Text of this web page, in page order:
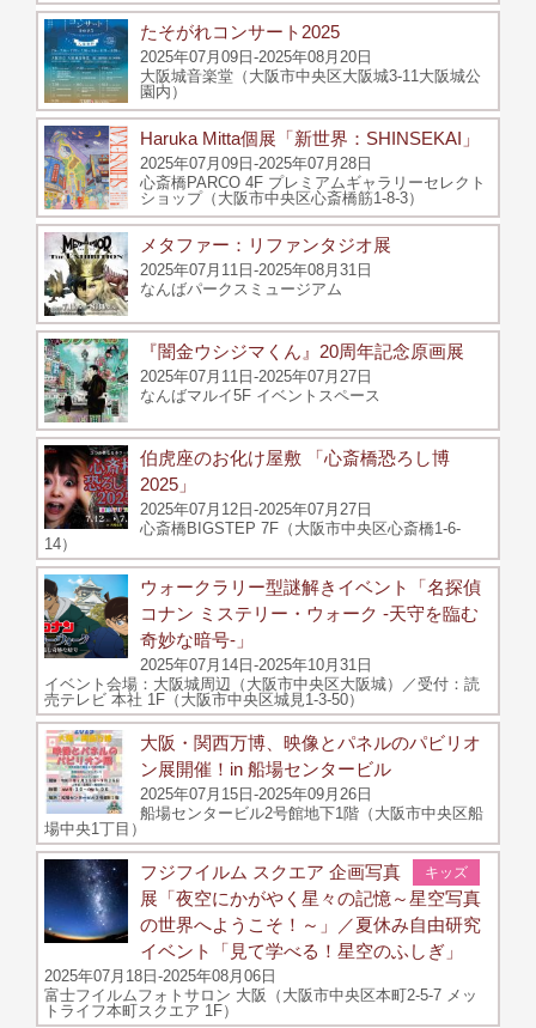
たそがれコンサート2025
2025年07月09日-2025年08月20日
大阪城音楽堂（大阪市中央区大阪城3-11大阪城公
園内）
Haruka Mitta個展「新世界：SHINSEKAI」
2025年07月09日-2025年07月28日
心斎橋PARCO 4F プレミアムギャラリーセレクト
ショップ（大阪市中央区心斎橋筋1-8-3）
メタファー：リファンタジオ展
2025年07月11日-2025年08月31日
なんばパークスミュージアム
『闇金ウシジマくん』20周年記念原画展
2025年07月11日-2025年07月27日
なんばマルイ5F イベントスペース
伯虎座のお化け屋敷 「心斎橋恐ろし博
2025」
2025年07月12日-2025年07月27日
心斎橋BIGSTEP 7F（大阪市中央区心斎橋1-6-
14）
ウォークラリー型謎解きイベント「名探偵
コナン ミステリー・ウォーク -天守を臨む
奇妙な暗号-」
2025年07月14日-2025年10月31日
イベント会場：大阪城周辺（大阪市中央区大阪城）／受付：読
売テレビ 本社 1F（大阪市中央区城見1-3-50）
大阪・関西万博、映像とパネルのパビリオ
ン展開催！in 船場センタービル
2025年07月15日-2025年09月26日
船場センタービル2号館地下1階（大阪市中央区船
場中央1丁目）
キッズ
フジフイルム スクエア 企画写真
展「夜空にかがやく星々の記憶～星空写真
の世界へようこそ！～」／夏休み自由研究
イベント「見て学べる！星空のふしぎ」
2025年07月18日-2025年08月06日
富士フイルムフォトサロン 大阪（大阪市中央区本町2-5-7 メッ
トライフ本町スクエア 1F）